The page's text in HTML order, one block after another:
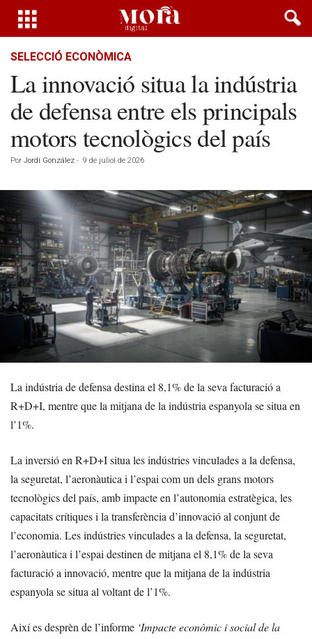
SELECCIÓ ECONÒMICA
La innovació situa la indústria
de defensa entre els principals
motors tecnològics del país
Por Jordi González - 9 de juliol de 2026
La indústria de defensa destina el 8,1% de la seva facturació a
R+D+I, mentre que la mitjana de la indústria espanyola se situa en
l’1%.
La inversió en R+D+I situa les indústries vinculades a la defensa,
la seguretat, l’aeronàutica i l’espai com un dels grans motors
tecnològics del país, amb impacte en l’autonomia estratègica, les
capacitats crítiques i la transferència d’innovació al conjunt de
l’economia. Les indústries vinculades a la defensa, la seguretat,
l’aeronàutica i l’espai destinen de mitjana el 8,1% de la seva
facturació a innovació, mentre que la mitjana de la indústria
espanyola se situa al voltant de l’1%.
Així es desprèn de l’informe ‘Impacte econòmic i social de la